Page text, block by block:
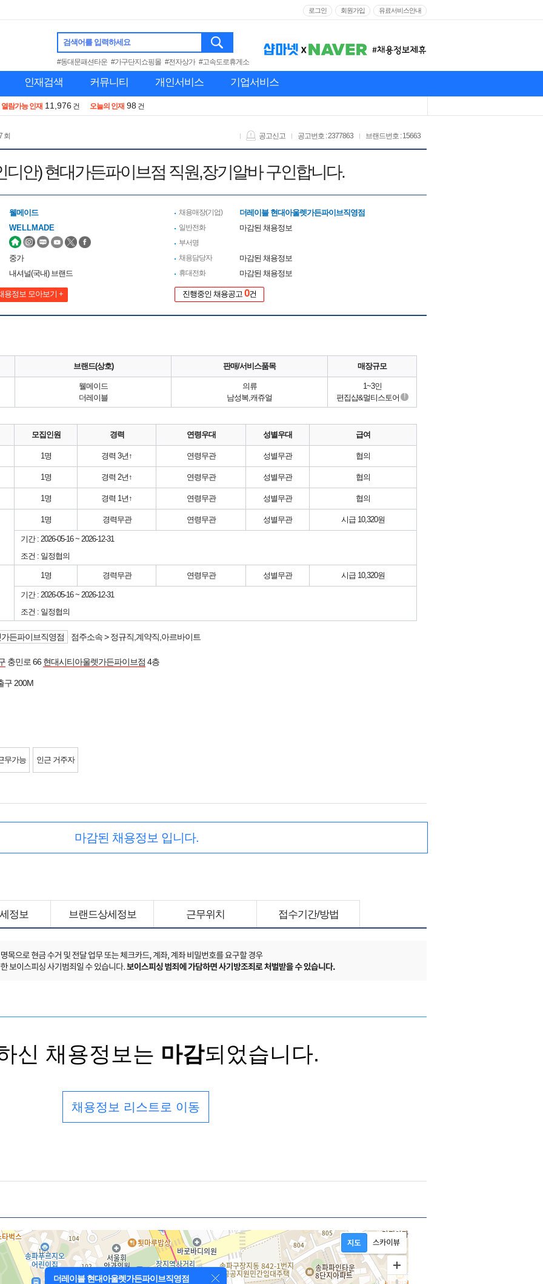
로그인 회원가입 유료서비스안내
검색어를 입력하세요
#동대문패션타운 #가구단지쇼핑몰 #전자상가 #고속도로휴게소
인재검색 커뮤니티 개인서비스 기업서비스
열람가능 인재 11,976 건 오늘의 인재 98 건
회 브랜드번호 : 15663
공고번호 : 2377863
공고신고
디안) 현대가든파이브점 직원,장기알바 구인합니다.
웰메이드
WELLMADE
중가
내셔널(국내) 브랜드
용정보 모아보기 +
채용매장(기업) 더레이블 현대아울렛가든파이브직영점
일반전화 마감된 채용정보
부서명
채용담당자
마감된 채용정보
휴대전화 마감된 채용정보
진행중인 채용공고 0건
브랜드(상호) 판매/서비스품목 매장규모
웰메이드
더레이블
의류
남성복,캐쥬얼
1~3인
편집샵&멀티스토어 !
모집인원 경력 연령우대 성별우대 급여
1명 경력 3년↑ 연령무관 성별무관 협의
1명 경력 2년↑ 연령무관 성별무관 협의
1명 경력 1년↑ 연령무관 성별무관 협의
1명 경력무관 연령무관 성별무관 시급 10,320원
기간 : 2026-05-16 ~ 2026-12-31
조건 : 일정협의
1명 경력무관 연령무관 성별무관 시급 10,320원
기간 : 2026-05-16 ~ 2026-12-31
조건 : 일정협의
든파이브직영점 점주소속 > 정규직,계약직,아르바이트
충민로 66 현대시티아울렛가든파이브점 4층
구 200M
무가능 인근 거주자
마감된 채용정보 입니다.
정보 브랜드상세정보 근무위치 접수기간/방법
신 채용정보는 마감되었습니다.
채용정보 리스트로 이동
더레이블 현대아울렛가든파이브직영점